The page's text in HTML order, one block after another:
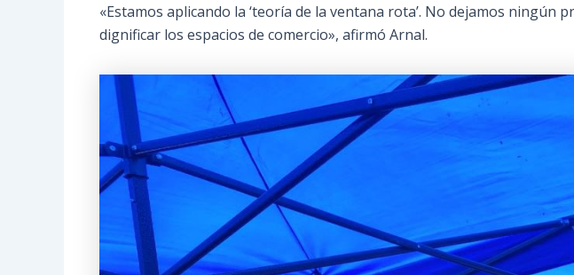
«Estamos aplicando la ‘teoría de la ventana rota’. No dejamos
dignificar los espacios de comercio», afirmó Arnal.